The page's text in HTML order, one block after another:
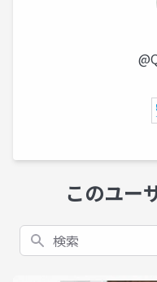
このユー
検索